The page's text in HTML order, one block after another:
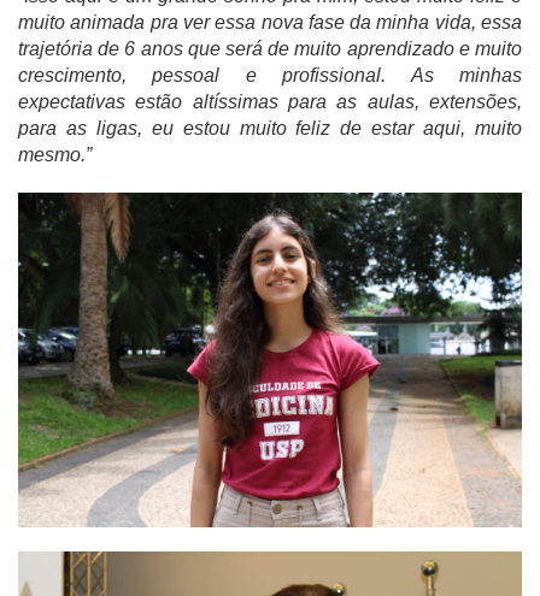
muito animada pra ver essa nova fase da minha vida, essa
trajetória de 6 anos que será de muito aprendizado e muito
crescimento, pessoal e profissional. As minhas
expectativas estão altíssimas para as aulas, extensões,
para as ligas, eu estou muito feliz de estar aqui, muito
mesmo.”